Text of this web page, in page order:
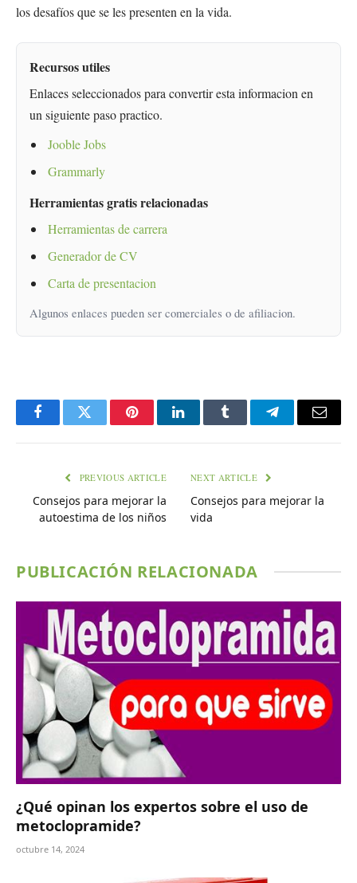
los desafíos que se les presenten en la vida.
Recursos utiles
Enlaces seleccionados para convertir esta informacion en
un siguiente paso practico.
Jooble Jobs
Grammarly
Herramientas gratis relacionadas
Herramientas de carrera
Generador de CV
Carta de presentacion
Algunos enlaces pueden ser comerciales o de afiliacion.
FacebookTwitter PinterestLinkedInTumblr TelegramEmail
PREVIOUS ARTICLE
Consejos para mejorar la
autoestima de los niños
NEXT ARTICLE
Consejos para mejorar la
vida
PUBLICACIÓN RELACIONADA
¿Qué opinan los expertos sobre el uso de
metoclopramide?
octubre 14, 2024